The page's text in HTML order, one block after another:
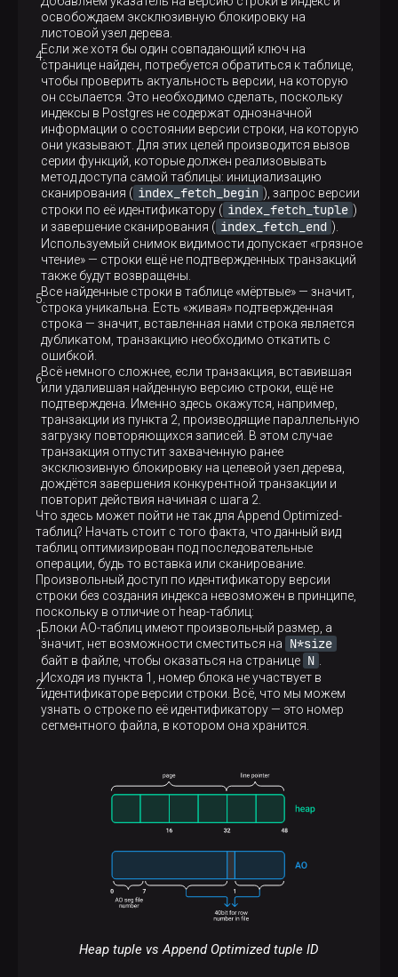
освобождаем эксклюзивную блокировку на
листовой узел дерева.
Если же хотя бы один совпадающий ключ на
странице найден, потребуется обратиться к таблице,
чтобы проверить актуальность версии, на которую
он ссылается. Это необходимо сделать, поскольку
индексы в Postgres не содержат однозначной
информации о состоянии версии строки, на которую
они указывают. Для этих целей производится вызов
серии функций, которые должен реализовывать
метод доступа самой таблицы: инициализацию
сканирования ( index_fetch_begin ), запрос версии
строки по её идентификатору ( index_fetch_tuple )
и завершение сканирования ( index_fetch_end ).
Используемый снимок видимости допускает «грязное
чтение» — строки ещё не подтвержденных транзакций
также будут возвращены.
Все найденные строки в таблице «мёртвые» — значит,
строка уникальна. Есть «живая» подтвержденная
строка — значит, вставленная нами строка является
дубликатом, транзакцию необходимо откатить с
ошибкой.
Всё немного сложнее, если транзакция, вставившая
или удалившая найденную версию строки, ещё не
подтверждена. Именно здесь окажутся, например,
транзакции из пункта 2, производящие параллельную
загрузку повторяющихся записей. В этом случае
транзакция отпустит захваченную ранее
эксклюзивную блокировку на целевой узел дерева,
дождётся завершения конкурентной транзакции и
повторит действия начиная с шага 2.
Что здесь может пойти не так для Append Optimized-
таблиц? Начать стоит с того факта, что данный вид
таблиц оптимизирован под последовательные
операции, будь то вставка или сканирование.
Произвольный доступ по идентификатору версии
строки без создания индекса невозможен в принципе,
поскольку в отличие от heap-таблиц:
Блоки AO-таблиц имеют произвольный размер, а
значит, нет возможности сместиться на
N*size
байт в файле, чтобы оказаться на странице N
Исходя из пункта 1, номер блока не участвует в
идентификаторе версии строки. Всё, что мы можем
узнать о строке по её идентификатору — это номер
сегментного файла, в котором она хранится.
Heap tuple vs Append Optimized tuple ID